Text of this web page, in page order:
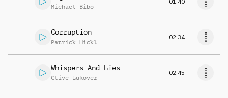
Michael Bibo
Corruption
Patrick Hickl
02:34
Whispers And Lies
Clive Lukover
02:45